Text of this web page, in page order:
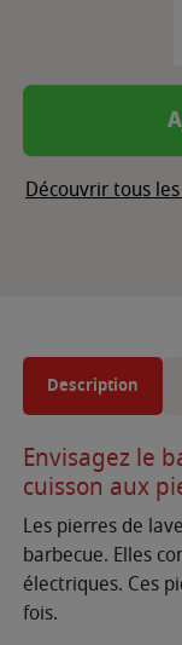
Découvrir tous
Description
Envisagez le
cuisson aux
Les pierres de
barbecue. Elles
électriques. Ces
fois.